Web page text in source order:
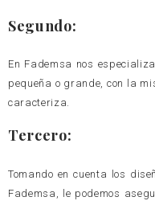
Segundo:
En Fademsa nos
pequeña o grande, con la
caracteriza.
Tercero:
Tomando en cuenta los
Fademsa, le podemos